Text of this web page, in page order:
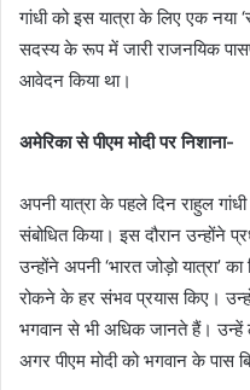
गांधी को इस यात्रा के लिए एक नया
सदस्य के रूप में जारी राजनयिक
आवेदन किया था।
अमेरिका से पीएम मोदी पर निशाना-
अपनी यात्रा के पहले दिन राहुल
संबोधित किया। इस दौरान उन्होंने
उन्होंने अपनी ‘भारत जोड़ो
रोकने के हर संभव प्रयास किए।
भगवान से भी अधिक जानते हैं। उन्हें
अगर पीएम मोदी को भगवान के पास